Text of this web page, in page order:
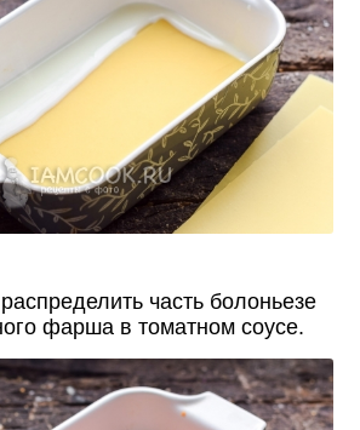
часть болоньезе
фарша в томатном соусе.